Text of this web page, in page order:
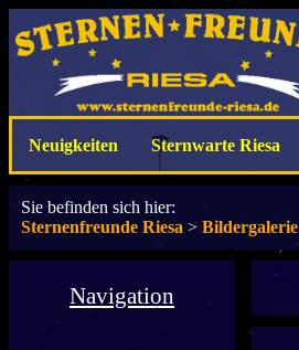
Neuigkeiten Sternwarte Riesa
Sie befinden sich hier:
Sternenfreunde Riesa > Bildergalerie
Navigation